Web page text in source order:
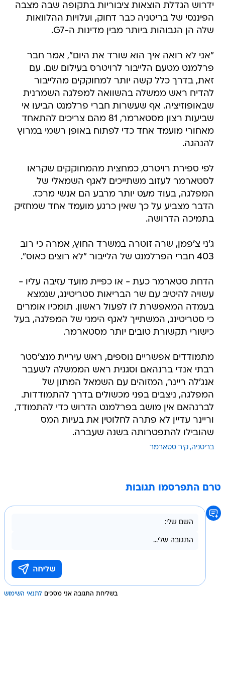
ידרוש הגדלת הוצאות ציבוריות בתקופה שבה מצבה
הפיננסי של בריטניה כבר דחוק, ועלויות ההלוואות
שלה הן הגבוהות ביותר מבין מדינות ה-G7.
"אני לא רואה איך הוא שורד את היום", אמר חבר
פרלמנט מטעם הלייבור לרויטרס בעילום שם. עם
זאת, בדרך כלל קשה יותר למחוקקים מהלייבור
להדיח ראש ממשלה בהשוואה למפלגה השמרנית
שבאופוזיציה. אף שעשרות חברי פרלמנט הביעו אי
שביעות רצון מסטארמר, 81 מהם צריכים להתאחד
מאחורי מועמד אחד כדי לפתוח באופן רשמי במרוץ
להנהגה.
לפי ספירת רויטרס, כמחצית מהמחוקקים שקראו
לסטארמר לעזוב משתייכים לאגף השמאלי של
המפלגה, בעוד מעט יותר מרבע הם אנשי מרכז.
הדבר מצביע על כך שאין כרגע מועמד אחד שמחזיק
בתמיכה הדרושה.
ג'ני צ'פמן, שרה זוטרה במשרד החוץ, אמרה כי רוב
403 חברי הפרלמנט של הלייבור "לא רוצים כאוס".
הדחת סטארמר כעת - או כפיית מועד עזיבה עליו -
עשויה להיטיב עם שר הבריאות סטריטינג, שנמצא
בעמדה המאפשרת לו לפעול ראשון. תומכיו אומרים
כי סטריטינג, המשתייך לאגף הימני של המפלגה, בעל
כישורי תקשורת טובים יותר מסטארמר.
מתמודדים אפשריים נוספים, ראש עיריית מנצ'סטר
רבתי אנדי ברנהאם וסגנית ראש הממשלה לשעבר
אנג'לה ריינר, המזוהים עם השמאל המתון של
המפלגה, ניצבים בפני מכשולים בדרך להתמודדות.
לברנהאם אין מושב בפרלמנט הדרוש כדי להתמודד,
וריינר עדיין לא פתרה לחלוטין את בעיות המס
שהובילו להתפטרותה בשנה שעברה.
בריטניה קיר סטארמר
טרם התפרסמו תגובות
בשליחת התגובה אני מסכים לתנאי השימוש